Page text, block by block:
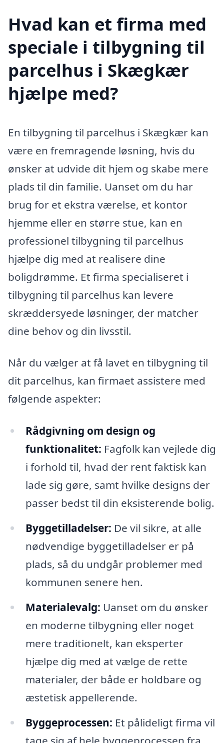
Hvad kan et firma med
speciale i tilbygning til
parcelhus i Skægkær
hjælpe med?
En tilbygning til parcelhus i Skægkær kan
være en fremragende løsning, hvis du
ønsker at udvide dit hjem og skabe mere
plads til din familie. Uanset om du har
brug for et ekstra værelse, et kontor
hjemme eller en større stue, kan en
professionel tilbygning til parcelhus
hjælpe dig med at realisere dine
boligdrømme. Et firma specialiseret i
tilbygning til parcelhus kan levere
skræddersyede løsninger, der matcher
dine behov og din livsstil.
Når du vælger at få lavet en tilbygning til
dit parcelhus, kan firmaet assistere med
følgende aspekter:
Rådgivning om design og
funktionalitet: Fagfolk kan vejlede dig
i forhold til, hvad der rent faktisk kan
lade sig gøre, samt hvilke designs der
passer bedst til din eksisterende bolig.
Byggetilladelser: De vil sikre, at alle
nødvendige byggetilladelser er på
plads, så du undgår problemer med
kommunen senere hen.
Materialevalg: Uanset om du ønsker
en moderne tilbygning eller noget
mere traditionelt, kan eksperter
hjælpe dig med at vælge de rette
materialer, der både er holdbare og
æstetisk appellerende.
Byggeprocessen: Et pålideligt firma vil